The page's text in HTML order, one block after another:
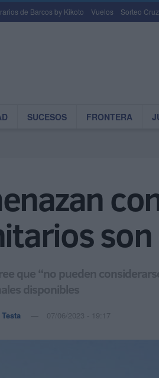
de Barcos by Kikoto Vuelos Sorteo
SUCESOS FRONTERA
que “no pueden
disponibles
07/06/2023 - 19:17